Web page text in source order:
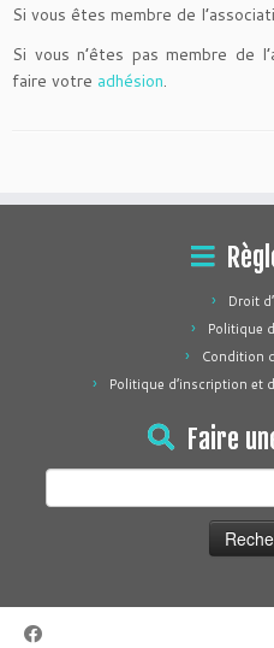
Si vous êtes membre de
Si vous n’êtes pas membre de
faire votre adhésion.
Droit
Politique
Condition
Politique d’inscription et
Faire